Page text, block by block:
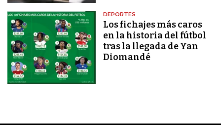
DEPORTES
Los fichajes más caros
en la historia del fútbol
tras la llegada de Yan
Diomandé